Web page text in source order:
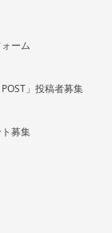
ーム
」投稿者募集
募集